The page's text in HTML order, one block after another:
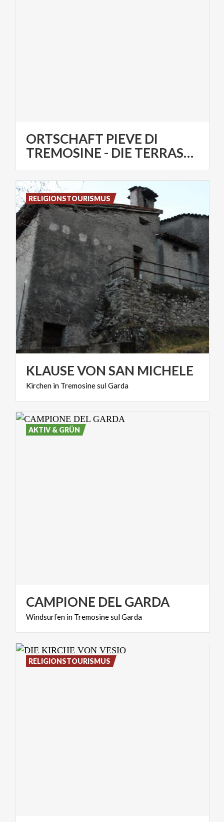
ORTSCHAFT PIEVE DI
TREMOSINE - DIE TERRASSEN
KLAUSEVON SAN MICHELE
Kirchen in TremosinesulGarda
RELIGIONSTOURISMUS
CAMPIONE DEL GARDA
Windsurfen in TremosinesulGarda
AKTIV & GRÜN
RELIGIONSTOURISMUS